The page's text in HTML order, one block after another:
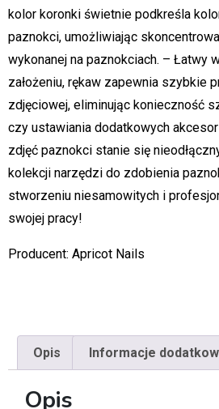
kolor koronki świetnie podkreśla
paznokci, umożliwiając
wykonanej na paznokciach. – Łatwy
założeniu, rękaw zapewnia szybkie
zdjęciowej, eliminując konieczność
czy ustawiania dodatkowych
zdjęć paznokci stanie się
kolekcji narzędzi do zdobienia
stworzeniu niesamowitych i
swojej pracy!
Producent: Apricot Nails
Opis Informacje
Opis